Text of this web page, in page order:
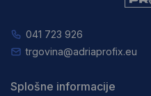
041 723 926
trgovina@adriaprofix.eu
Splošne informacije